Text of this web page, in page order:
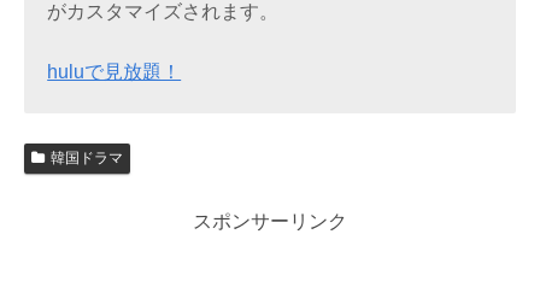
がカスタマイズされます。
huluで見放題！
韓国ドラマ
スポンサーリンク